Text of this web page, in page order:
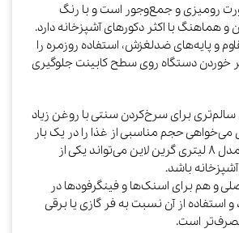
رومیزی و جمع‌وجور است و با رنگ
با اکثر دکورهای آشپزخانه دارد.
و پایه‌های ضدلغزش، استفاده روزمره را
خوردن دستگاه روی سطح کابینت جلوگیری
سالم‌تری برای سرخ‌کردن سنتی با روغن زیاد
حجم مناسبی از غذا را در یک بار
پخت آماده کنی، این مدل ۸ لیتری گرین لاین می‌تواند یکی از
باشد.
و هم برای اسنک‌ها و فینگرفودها در
و استفاده از آن نسبت به فر گازی یا برقی
است.